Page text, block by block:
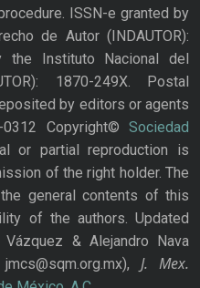
ISSN-e granted by
de Autor (INDAUTOR):
the Instituto Nacional del
1870-249X. Postal
by editors or agents
0312 Copyright© Sociedad
or partial reproduction is
of the right holder. The
general contents of this
of the authors. Updated
& Alejandro Nava
J. Mex.